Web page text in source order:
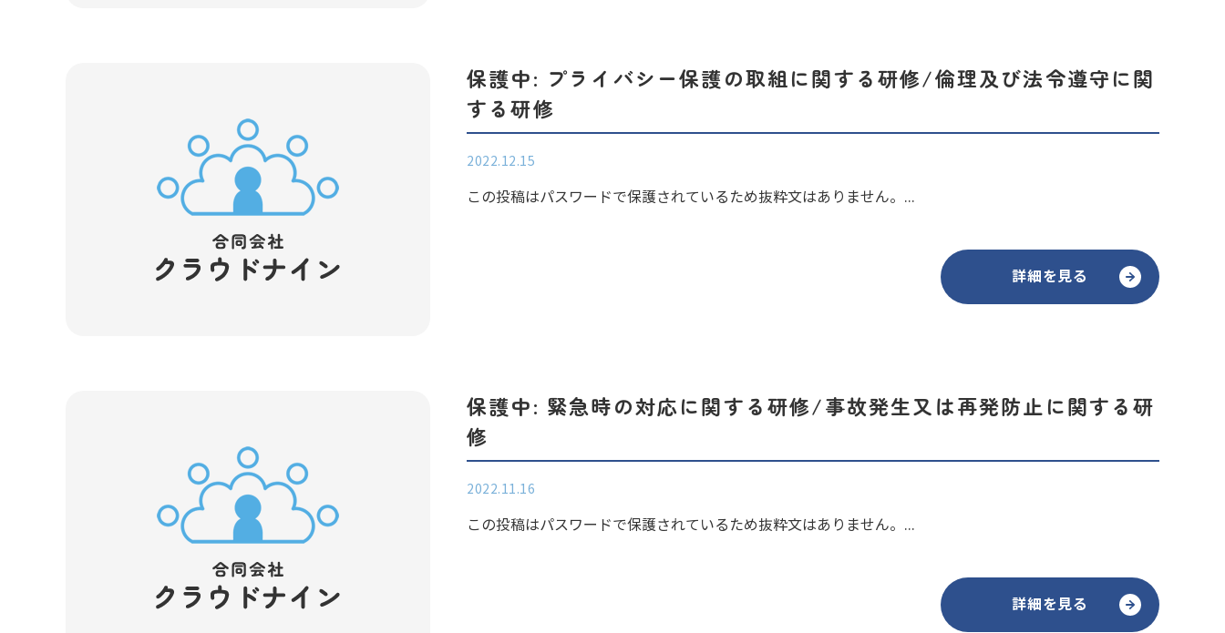
保護中: プライバシー保護の取組に関する研修/倫理及び法令遵守に関
する研修
2022.12.15
この投稿はパスワードで保護されているため抜粋文はありません。...
詳細を見る
保護中: 緊急時の対応に関する研修/事故発生又は再発防止に関する研
修
2022.11.16
この投稿はパスワードで保護されているため抜粋文はありません。...
詳細を見る